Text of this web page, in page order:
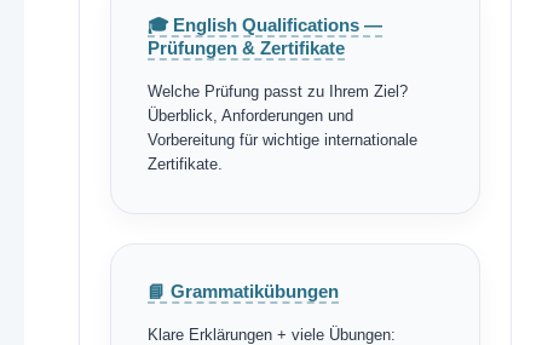
🎓 English Qualifications —
Prüfungen & Zertifikate
Welche Prüfung passt zu Ihrem Ziel?
Überblick, Anforderungen und
Vorbereitung für wichtige internationale
Zertifikate.
📘 Grammatikübungen
Klare Erklärungen + viele Übungen: